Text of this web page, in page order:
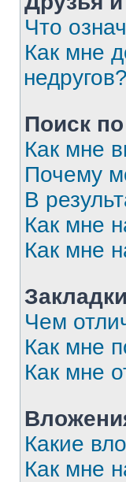
Что
Как мне
недругов?
Поиск
Как мне
Почему
В
Как мне
Как мне
Чем
Как мне
Как мне
Какие
Как мне